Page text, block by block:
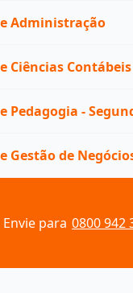
Administração
Ciências Contábeis
Pedagogia -
Gestão de
Envie para 0800 942